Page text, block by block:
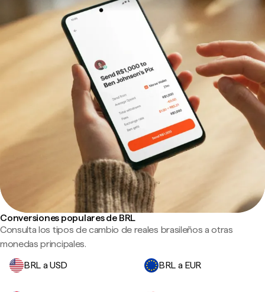
Conversiones populares de BRL
Consulta los tipos de cambio de reales brasileños a otras
monedas principales.
BRL a USD
BRL a EUR